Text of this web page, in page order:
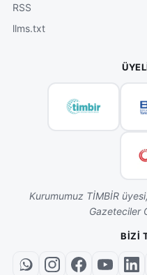
RSS
llms.txt
Kurumumuz TİMBİR
Gazeteciler
BIZI